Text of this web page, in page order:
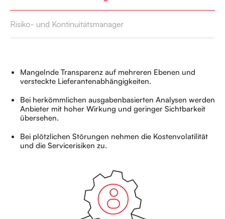
Risiko- und Kontinuitätsmanager
Mangelnde Transparenz auf mehreren Ebenen und
versteckte Lieferantenabhängigkeiten.
Bei herkömmlichen ausgabenbasierten Analysen werden
Anbieter mit hoher Wirkung und geringer Sichtbarkeit
übersehen.
Bei plötzlichen Störungen nehmen die Kostenvolatilität
und die Servicerisiken zu.